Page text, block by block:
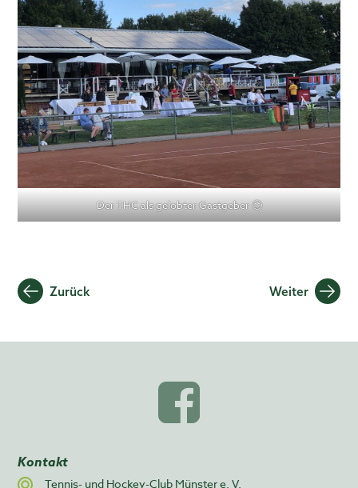
Der THC als gelobter Gastgeber 🙂
Zurück Weiter
Kontakt
Tennis- und Hockey-Club Münster e. V.